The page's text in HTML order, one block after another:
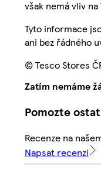
však nemá vliv
Tyto informace
ani bez řádného
© Tesco Stores
Zatím nemáme
Pomozte
Recenze na
Napsat recenzi